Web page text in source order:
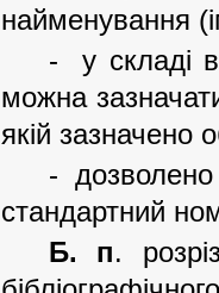
найменування
- у складі
можна
якій зазначено
- дозволено
стандартний
Б. п.